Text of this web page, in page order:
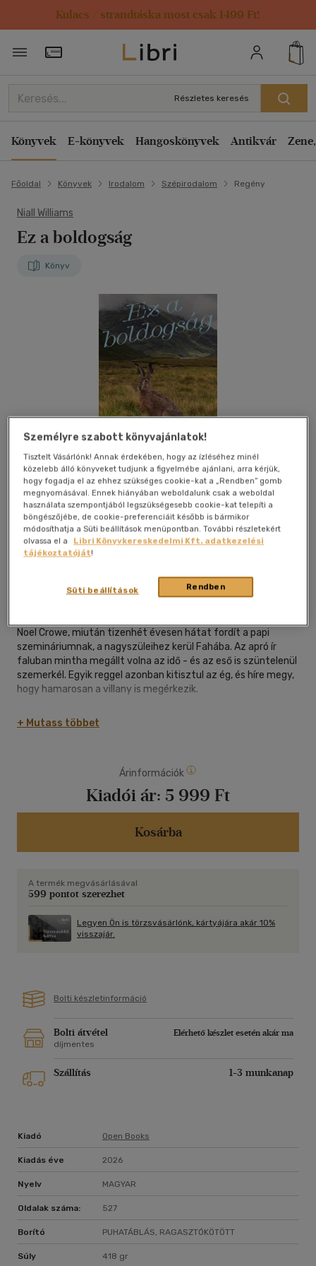
Kulacs / strandtáska most csak 1499 Ft!
Törzsvásárlói Kártya adatai
Részletes keresés
Könyvek E-könyvek Hangoskönyvek Antikvár
Főoldal Könyvek Irodalom Szépirodalom Regény
Niall Williams
Ez a boldogság
Könyv
Kívánságlistához adom Megosztom
Open Books|2026|magyar nyelvű |puhatáblás,
Noel Crowe, miután tizenhét évesen hátat fordít a papi
szemináriumnak, a nagyszüleihez kerül Fahába. Az apró ír
faluban mintha megállt volna az idő - és az eső is szüntelenül
szemerkél. Egyik reggel azonban kitisztul az ég, és híre megy,
hogy hamarosan a villany is megérkezik.
A változás első jeleivel együtt egy idegen is betoppan:
Christy, a messziről érkezett villanyszerelő Noelékhez
járja, és fellángol benne a mindent elsöprő reménytelen
szerelem egy lány iránt, Christy múltjának lassan feltáruló
titkai fiatalkori választottjának elárulásáról megismertetik
vele a szeretet és megbocsátás mélységeit.
közösségét, ahol a hétköznapi történések is különös
jelentéssel telnek meg.
+ Mutass többet
Árinformációk
Kiadói ár: 5 999 Ft
Kosárba
A termék megvásárlásával
599 pontot szerezhet
Legyen Ön is törzsvásárlónk, kártyájára akár 10%
visszajár.
Bolti készletinformáció
Bolti átvétel
Elérhető készlet esetén akár ma
díjmentes
Szállítás 1-3 munkanap
Kiadó Open Books
Kiadás éve 2026
Nyelv MAGYAR
Oldalak száma: 527
Borító PUHATÁBLÁS, RAGASZTÓKÖTÖTT
Súly 418 gr
Személyre szabott könyvajánlatok!
Tisztelt Vásárlónk! Annak érdekében, hogy az ízléséhez minél
közelebb álló könyveket tudjunk a figyelmébe ajánlani, arra kérjük,
hogy fogadja el az ehhez szükséges cookie-kat a „Rendben” gomb
megnyomásával. Ennek hiányában weboldalunk csak a weboldal
használata szempontjából legszükségesebb cookie-kat telepíti a
böngészőjébe, de cookie-preferenciáit később is bármikor
módosíthatja a Süti beállítások menüpontban. További részletekért
olvassa el a
Libri Könyvkereskedelmi Kft. adatkezelési
tájékoztatóját!
Rendben
Süti beállítások